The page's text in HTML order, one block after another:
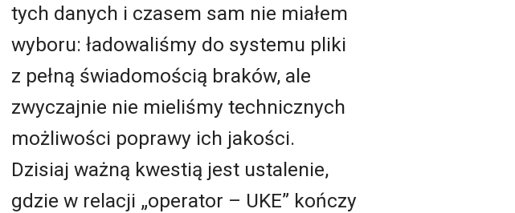
tych danych i czasem sam nie miałem
wyboru: ładowaliśmy do systemu pliki
z pełną świadomością braków, ale
zwyczajnie nie mieliśmy technicznych
możliwości poprawy ich jakości.
Dzisiaj ważną kwestią jest ustalenie,
gdzie w relacji „operator – UKE” kończy